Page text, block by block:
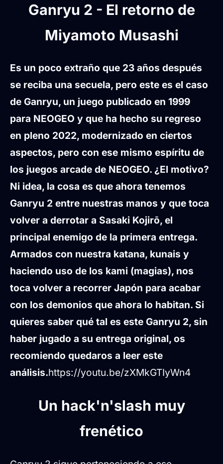
Ganryu 2 - El retorno de
Miyamoto Musashi
Es un poco extraño que 23 años después
se reciba una secuela, pero este es el caso
de Ganryu, un juego publicado en 1999
para NEOGEO y que ha hecho su regreso
en pleno 2022, modernizado en ciertos
aspectos, pero con ese mismo espíritu de
los juegos arcade de NEOGEO. ¿El motivo?
Ni idea, la cosa es que ahora tenemos
Ganryu 2 entre nuestras manos y que toca
volver a derrotar a Sasaki Kojirō, el
principal enemigo de la primera entrega.
Armados con nuestra katana, kunais y
haciendo uso de los kami (magias), nos
toca volver a recorrer Japón para acabar
con los demonios que ahora lo habitan. Si
quieres saber qué tal es este Ganryu 2, sin
haber jugado a su entrega original, os
recomiendo quedaros a leer este
análisis.https://youtu.be/zXMkGTIyWn4
Un hack'n'slash muy
frenético